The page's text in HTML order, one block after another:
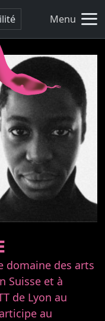
Menu
domaine des arts
Suisse et à
de Lyon au
au